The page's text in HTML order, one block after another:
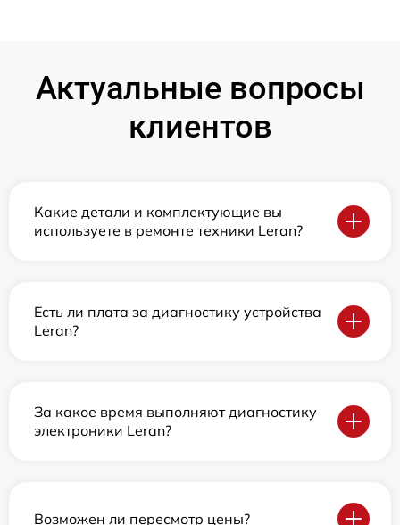
Актуальные вопросы
клиентов
Какие детали и комплектующие вы
используете в ремонте техники Leran?
Есть ли плата за диагностику устройства
Leran?
За какое время выполняют диагностику
электроники Leran?
Возможен ли пересмотр цены?